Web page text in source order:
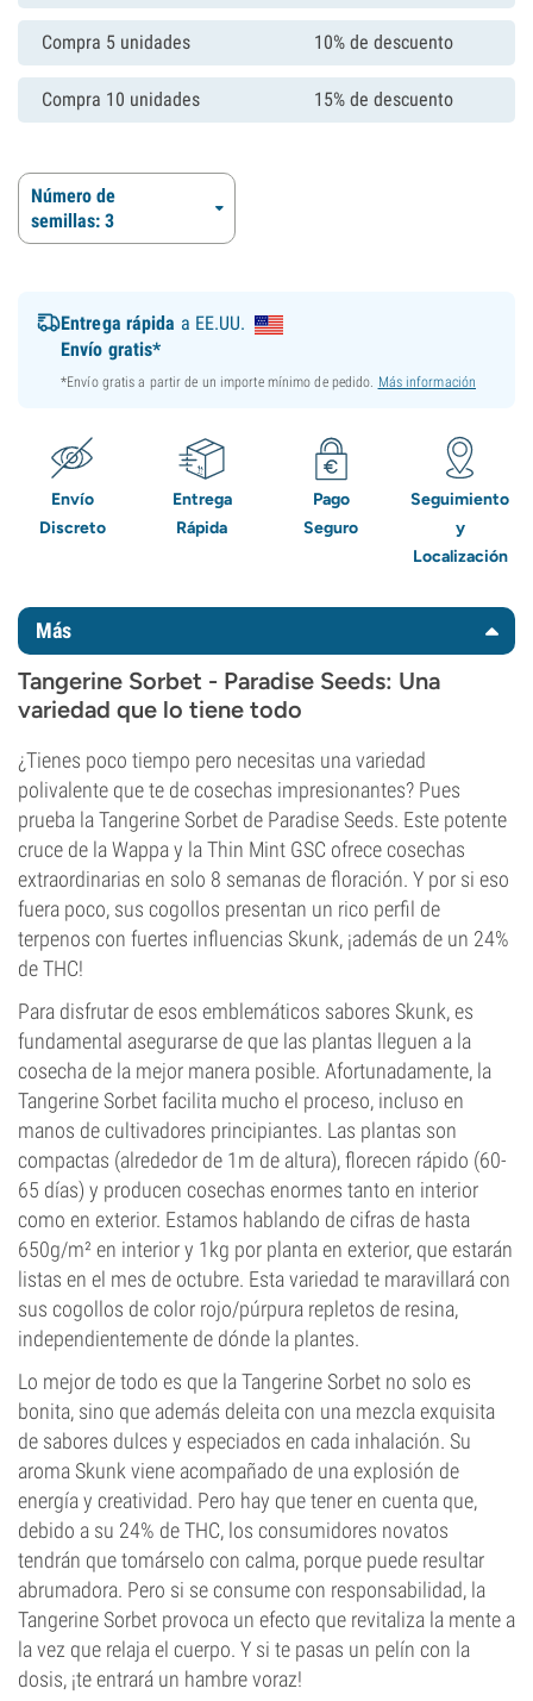
Compra 5 unidades 10% de descuento
Compra 10 unidades 15% de descuento
Número de
semillas: 3
Entrega rápida a EE.UU.
Envío gratis*
*Envío gratis a partir de un importe mínimo de pedido. Más información
Envío
Discreto
Entrega
Rápida
Pago
Seguro
Seguimiento
y
Localización
Más
Tangerine Sorbet - Paradise Seeds: Una
variedad que lo tiene todo
¿Tienes poco tiempo pero necesitas una variedad
polivalente que te de cosechas impresionantes? Pues
prueba la Tangerine Sorbet de Paradise Seeds. Este potente
cruce de la Wappa y la Thin Mint GSC ofrece cosechas
extraordinarias en solo 8 semanas de floración. Y por si eso
fuera poco, sus cogollos presentan un rico perfil de
terpenos con fuertes influencias Skunk, ¡además de un 24%
de THC!
Para disfrutar de esos emblemáticos sabores Skunk, es
fundamental asegurarse de que las plantas lleguen a la
cosecha de la mejor manera posible. Afortunadamente, la
Tangerine Sorbet facilita mucho el proceso, incluso en
manos de cultivadores principiantes. Las plantas son
compactas (alrededor de 1m de altura), florecen rápido (60-
65 días) y producen cosechas enormes tanto en interior
como en exterior. Estamos hablando de cifras de hasta
650g/m² en interior y 1kg por planta en exterior, que estarán
listas en el mes de octubre. Esta variedad te maravillará con
sus cogollos de color rojo/púrpura repletos de resina,
independientemente de dónde la plantes.
Lo mejor de todo es que la Tangerine Sorbet no solo es
bonita, sino que además deleita con una mezcla exquisita
de sabores dulces y especiados en cada inhalación. Su
aroma Skunk viene acompañado de una explosión de
energía y creatividad. Pero hay que tener en cuenta que,
debido a su 24% de THC, los consumidores novatos
tendrán que tomárselo con calma, porque puede resultar
abrumadora. Pero si se consume con responsabilidad, la
Tangerine Sorbet provoca un efecto que revitaliza la mente a
la vez que relaja el cuerpo. Y si te pasas un pelín con la
dosis, ¡te entrará un hambre voraz!